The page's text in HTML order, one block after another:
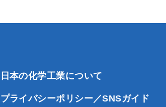
日本の化学工業について
プライバシーポリシー／SNSガイド